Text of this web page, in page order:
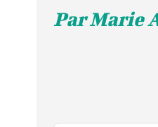
Par Marie